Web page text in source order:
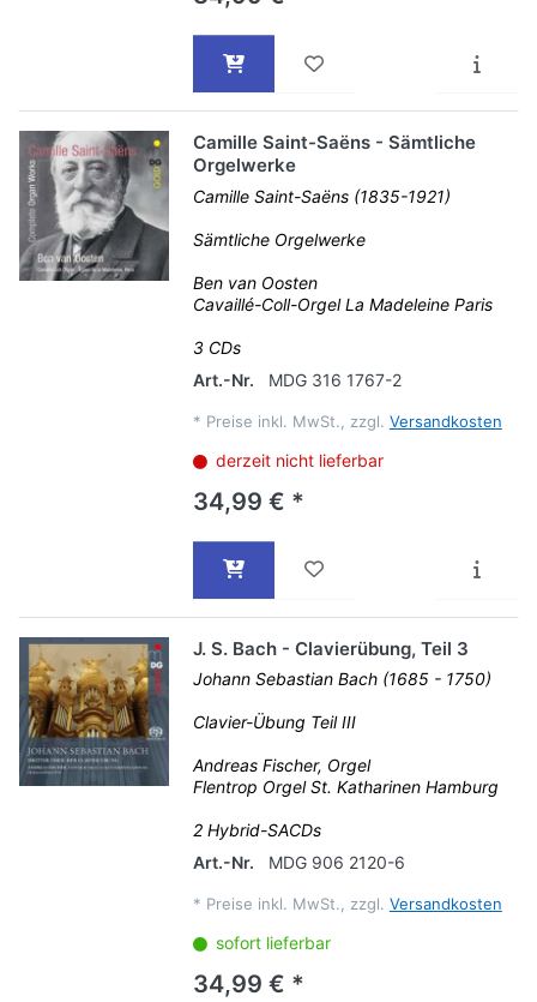
Camille Saint-Saëns - Sämtliche
Orgelwerke
Camille Saint-Saëns (1835-1921)
Sämtliche Orgelwerke
Ben van Oosten
Cavaillé-Coll-Orgel La Madeleine Paris
3 CDs
Art.-Nr.
MDG 316 1767-2
* Preise inkl. MwSt., zzgl. Versandkosten
derzeit nicht lieferbar
34,99 € *
J. S. Bach - Clavierübung, Teil 3
Johann Sebastian Bach (1685 - 1750)
Clavier-Übung Teil III
Andreas Fischer, Orgel
Flentrop Orgel St. Katharinen Hamburg
2 Hybrid-SACDs
Art.-Nr.
MDG 906 2120-6
* Preise inkl. MwSt., zzgl. Versandkosten
sofort lieferbar
34,99 € *